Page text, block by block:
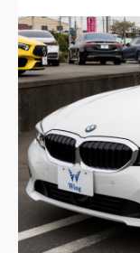
ポイント】 ■ ボデ
パワステ・ABS・衝
ントロール・レーン
センサー・エアバッ
バック・モニター：
リングストップ・
装備 ・過給器設定モ
ナビ：HDD・オーデ
レイヤー接続可・
ワーウインドウ・電
ステリア ・ヘッドラ
ンプ・アルミホイー
令和7年3月】